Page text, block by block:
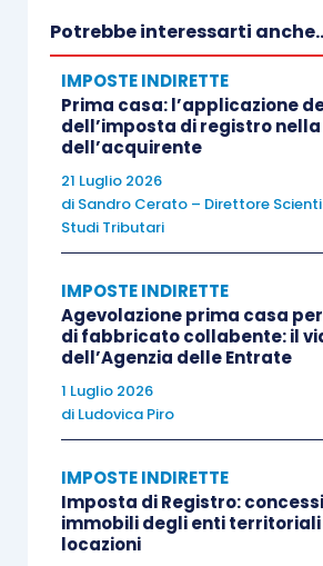
saranno esposte le
l’indicazione
dell’imposta di bollo
Elenco B, modificabile
indicatele fatture che
indicazione
specifiche tecniche
provvedimento.
Grazie alla disponibilità dei dati
proposti– procedendo al
dovuto – oppureselezionare
Potrebbe interessarti
IMPOSTE INDIRETTE
Prima casa: l’applicazione
dell’imposta di registro
dell’acquirente
21 Luglio 2026
di Sandro Cerato – Direttore
Studi Tributari
IMPOSTE INDIRETTE
Agevolazione prima casa
di fabbricato collabente: il
dell’Agenzia delle Entrate
1 Luglio 2026
di Ludovica Piro
IMPOSTE INDIRETTE
Imposta di Registro:
immobili degli enti
locazioni